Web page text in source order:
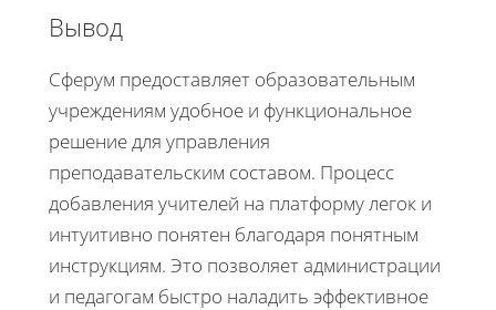
Вывод
Сферум предоставляет образовательным
учреждениям удобное и функциональное
решение для управления
преподавательским составом. Процесс
добавления учителей на платформу легок и
интуитивно понятен благодаря понятным
инструкциям. Это позволяет администрации
и педагогам быстро наладить эффективное